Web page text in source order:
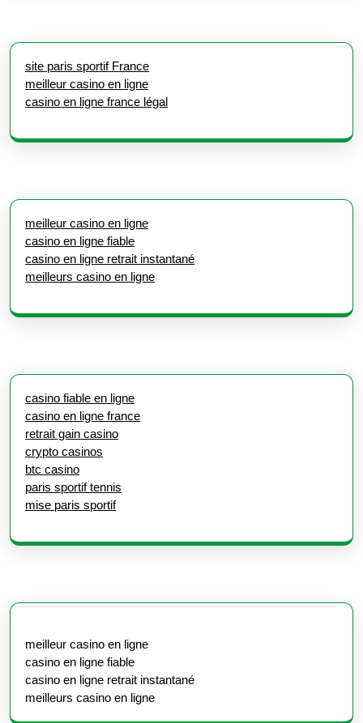
site paris sportif France
meilleur casino en ligne
casino en ligne france légal
meilleur casino en ligne
casino en ligne fiable
casino en ligne retrait instantané
meilleurs casino en ligne
casino fiable en ligne
casino en ligne france
retrait gain casino
crypto casinos
btc casino
paris sportif tennis
mise paris sportif
meilleur casino en ligne
casino en ligne fiable
casino en ligne retrait instantané
meilleurs casino en ligne